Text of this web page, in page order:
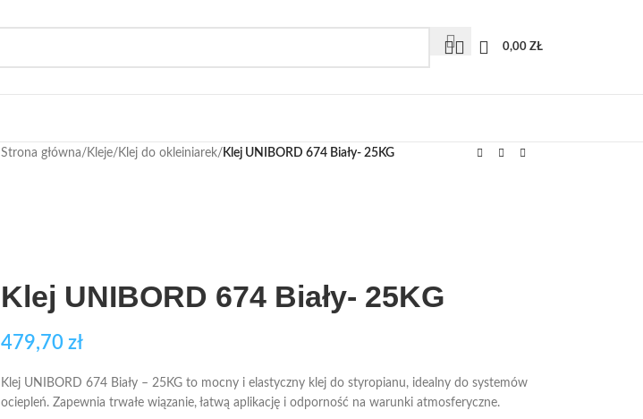
0,00 ZŁ
Strona główna/ Kleje/ Klej do okleiniarek/ Klej UNIBORD 674 Biały- 25KG
Klej UNIBORD 674 Biały- 25KG
479,70 zł
Klej UNIBORD 674 Biały – 25KG to mocny i elastyczny klej do styropianu, idealny do systemów
ociepleń. Zapewnia trwałe wiązanie, łatwą aplikację i odporność na warunki atmosferyczne.